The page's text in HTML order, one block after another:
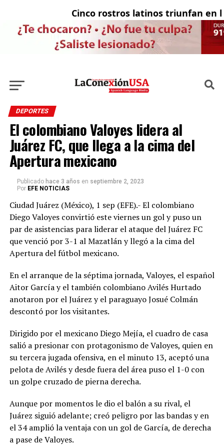
Cinco rostros latinos triunfan en la
DEPORTES
El colombiano Valoyes lidera al
Juárez FC, que llega a la cima del
Apertura mexicano
Publicado hace 3 años en septiembre 2, 2023
Por EFE NOTICIAS
Ciudad Juárez (México), 1 sep (EFE).- El colombiano
Diego Valoyes convirtió este viernes un gol y puso un
par de asistencias para liderar el ataque del Juárez FC
que venció por 3-1 al Mazatlán y llegó a la cima del
Apertura del fútbol mexicano.
En el arranque de la séptima jornada, Valoyes, el español
Aitor García y el también colombiano Avilés Hurtado
anotaron por el Juárez y el paraguayo Josué Colmán
descontó por los visitantes.
Dirigido por el mexicano Diego Mejía, el cuadro de casa
salió a presionar con protagonismo de Valoyes, quien en
su tercera jugada ofensiva, en el minuto 13, aceptó una
pelota de Avilés y desde fuera del área puso el 1-0 con
un golpe cruzado de pierna derecha.
Aunque por momentos le dio el balón a su rival, el
Juárez siguió adelante; creó peligro por las bandas y en
el 34 amplió la ventaja con un gol de García, de derecha
a pase de Valoyes.